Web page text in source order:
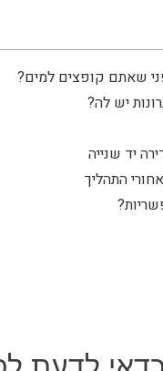
שאתם קופצים למים?
יש לה?
יד שנייה
התהליך